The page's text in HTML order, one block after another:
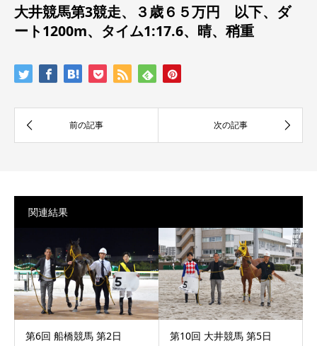
大井競馬第3競走、 ３歳６５万円 以下、ダ
ート1200m、タイム1:17.6、晴、稍重
関連結果
第6回 船橋競馬 第2日
第10回 大井競馬 第5日